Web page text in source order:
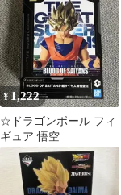
¥1,222
☆ドラゴンボール フィ
ギュア 悟空